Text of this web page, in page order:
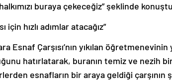
buraya çekeceğiz” şeklinde
için hızlı adımlar atacağız”
Esnaf Çarşısı’nın yıkılan
hatırlatarak, buranın temiz ve nezih
esnafların bir araya geldiği çarşının